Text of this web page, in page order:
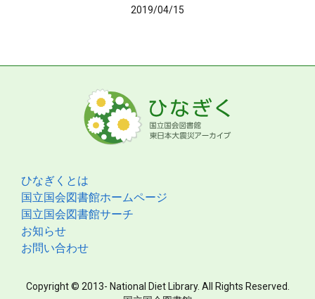
2019/04/15
ひなぎくとは
国立国会図書館ホームページ
国立国会図書館サーチ
お知らせ
お問い合わせ
Copyright © 2013- National Diet Library. All Rights Reserved.